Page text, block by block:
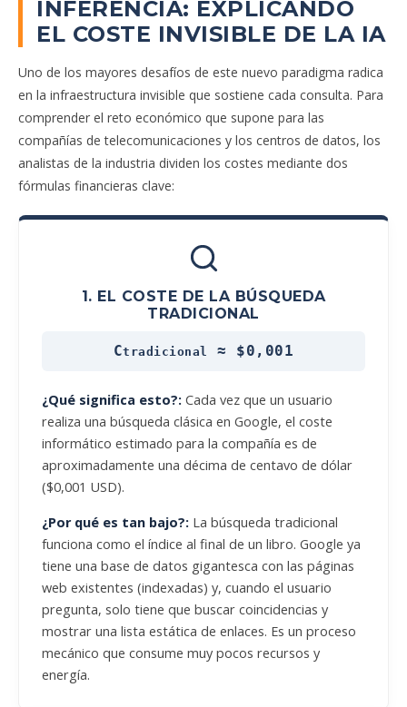
INFERENCIA: EXPLICANDO
EL COSTE INVISIBLE DE LA IA
Uno de los mayores desafíos de este nuevo paradigma radica
en la infraestructura invisible que sostiene cada consulta. Para
comprender el reto económico que supone para las
compañías de telecomunicaciones y los centros de datos, los
analistas de la industria dividen los costes mediante dos
fórmulas financieras clave:
1. EL COSTE DE LA BÚSQUEDA
TRADICIONAL
Ctradicional ≈ $0,001
¿Qué significa esto?: Cada vez que un usuario
realiza una búsqueda clásica en Google, el coste
informático estimado para la compañía es de
aproximadamente una décima de centavo de dólar
($0,001 USD).
¿Por qué es tan bajo?: La búsqueda tradicional
funciona como el índice al final de un libro. Google ya
tiene una base de datos gigantesca con las páginas
web existentes (indexadas) y, cuando el usuario
pregunta, solo tiene que buscar coincidencias y
mostrar una lista estática de enlaces. Es un proceso
mecánico que consume muy pocos recursos y
energía.